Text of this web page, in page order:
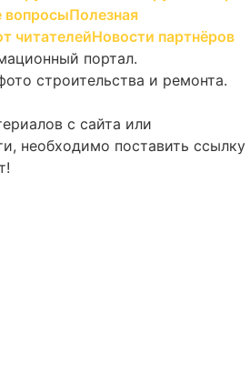
вопросыПолезная
читателейНовости партнёров
портал.
строительства и ремонта.
с сайта или
необходимо поставить ссылку